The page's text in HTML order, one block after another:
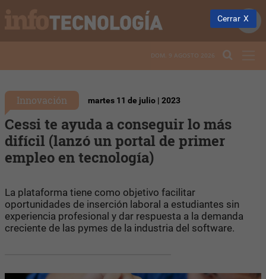
DOM. 9 AGOSTO 2026
Innovación martes 11 de julio | 2023
Cessi te ayuda a conseguir lo más
difícil (lanzó un portal de primer
empleo en tecnología)
La plataforma tiene como objetivo facilitar
oportunidades de inserción laboral a estudiantes sin
experiencia profesional y dar respuesta a la demanda
creciente de las pymes de la industria del software.
Cerrar